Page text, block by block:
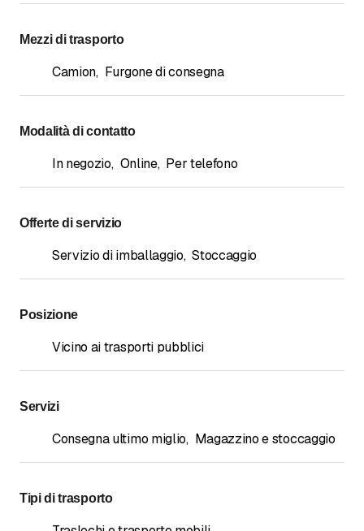
Mezzi di trasporto
Camion, Furgone di consegna
Modalità di contatto
In negozio, Online, Per telefono
Offerte di servizio
Servizio di imballaggio, Stoccaggio
Posizione
Vicino ai trasporti pubblici
Servizi
Consegna ultimo miglio, Magazzino e stoccaggio
Tipi di trasporto